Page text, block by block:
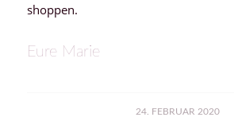
shoppen.
Eure Marie
24. FEBRUAR 2020